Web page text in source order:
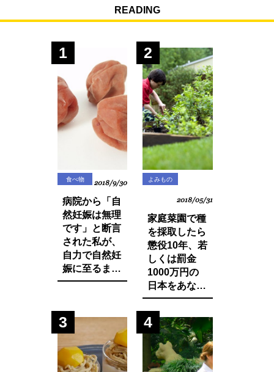
READING
1
食べ物 2018/9/30
病院から「自
然妊娠は無理
です」と断言
された私が、
自力で自然妊
娠に至るまで
に実践した生
物の改善・身
体の変化につ
いてお話しし
ます。
2
よみもの
2018/05/31
家庭菜園で種
を採取したら
懲役10年、若
しくは罰金
1000万円の
日本をあなた
は想像できま
すか？今まで
登録品種のみ
禁止されてい
た種採りや脇
芽挿しが原則
3 4